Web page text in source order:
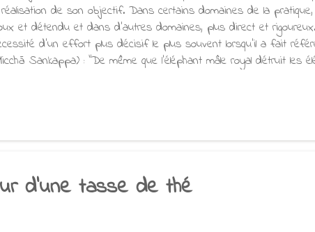
de son objectif. Dans certains domaines de la
et détendu et dans d'autres domaines, plus direct et
d'un effort plus décisif le plus souvent lorsqu'il a fait
Sankappa) : "De même que l'éléphant mâle royal détruit les
s'en débarrassent, les éliminent et les oblitèrent." Il ressort
l'esprit qu'elles ne devaient pas être acceptées dans l'esprit,...
d'une tasse de thé